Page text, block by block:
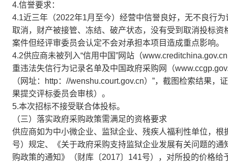
4.信誉要求：
4.1近三年（2022年1月至今）经营中信誉良好，无不良行
取消，财产被接管、冻结、破产状态，没有受到取消投标
案件但经评审委员会认定不会对承担本项目造成重点影响。
4.2供应商未被列入“信用中国”网站（
重违法失信行为记录名单及中国政府采购网（
（网址：http：//wenshu.court.gov.cn）”，截图检索结果
果提交评标委员会审核）。
5.本次招标不接受联合体投标。
（三）落实政府采购政策需满足的资格要求
供应商如为中小微企业、监狱企业、残疾人福利性单位，
号）规定、《关于政府采购支持监狱企业发展有关问题的
购政策的通知》（财库〔2017〕141号），对所投的价格